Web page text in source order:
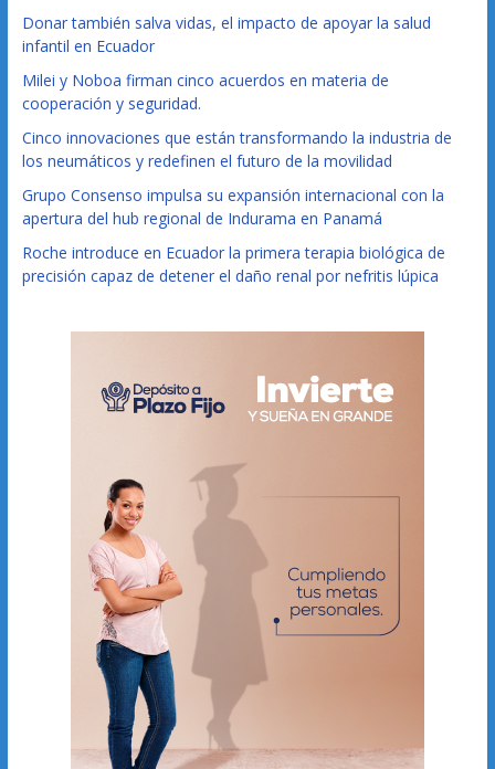
Donar también salva vidas, el impacto de apoyar la salud
infantil en Ecuador
Milei y Noboa firman cinco acuerdos en materia de
cooperación y seguridad.
Cinco innovaciones que están transformando la industria de
los neumáticos y redefinen el futuro de la movilidad
Grupo Consenso impulsa su expansión internacional con la
apertura del hub regional de Indurama en Panamá
Roche introduce en Ecuador la primera terapia biológica de
precisión capaz de detener el daño renal por nefritis lúpica